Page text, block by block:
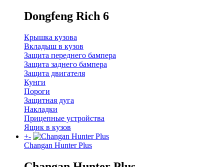
Dongfeng Rich 6
Крышка кузова
Вкладыш в кузов
Защита переднего бампера
Защита заднего бампера
Защита двигателя
Кунги
Пороги
Защитная дуга
Накладки
Прицепные устройства
Ящик в кузов
+-
Changan Hunter Plus